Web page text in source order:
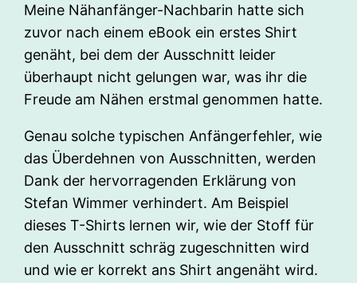
Meine Nähanfänger-Nachbarin hatte sich
zuvor nach einem eBook ein erstes Shirt
genäht, bei dem der Ausschnitt leider
überhaupt nicht gelungen war, was ihr die
Freude am Nähen erstmal genommen hatte.
Genau solche typischen Anfängerfehler, wie
das Überdehnen von Ausschnitten, werden
Dank der hervorragenden Erklärung von
Stefan Wimmer verhindert. Am Beispiel
dieses T-Shirts lernen wir, wie der Stoff für
den Ausschnitt schräg zugeschnitten wird
und wie er korrekt ans Shirt angenäht wird.